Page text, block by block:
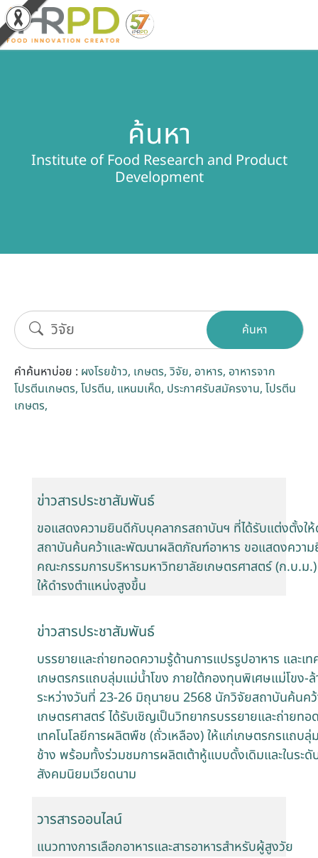
ผลงานวิจัยและนวัตกรรม
ผลิตภัณฑ์และจำหน่าย
บุคลากรสถาบัน
ระบบสารสนเทศ (ใน)
ค้นหา
Institute of Food Research and Product
Development
ค้นหา
คำค้นหาบ่อย : ผงโรยข้าว เกษตร วิจัย อาหาร อาหารจาก
โปรตีนเกษตร โปรตีน แหนมเห็ด ประกาศรับสมัครงาน โปรตีน
เกษตร
ข่าวสารประชาสัมพันธ์
ขอแสดงความยินดีกับบุคลากรสถาบันฯ ที่ได้รับแต่งตั้งใ
สถาบันค้นคว้าและพัฒนาผลิตภัณฑ์อาหาร ขอแสดงควา
คณะกรรมการบริหารมหาวิทยาลัยเกษตรศาสตร์ (ก.บ.
ให้ดำรงตำแหน่งสูงขึ้น
ข่าวสารประชาสัมพันธ์
บรรยายและถ่ายทอดความรู้ด้านการแปรรูปอาหาร และเ
เกษตรกรแถบลุ่มแม่น้ำโขง ภายใต้กองทุนพิเศษแม่โขง-ล้
ระหว่างวันที่ 23-26 มิถุนายน 2568 นักวิจัยสถาบันค้น
เกษตรศาสตร์ ได้รับเชิญเป็นวิทยากรบรรยายและถ่ายทอ
เทคโนโลยีการผลิตพืช (ถั่วเหลือง) ให้แก่เกษตรกรแถบ
ช้าง พร้อมทั้งร่วมชมการผลิตเต้าหู้แบบดั้งเดิมและในร
สังคมนิยมเวียดนาม
วารสารออนไลน์
แนวทางการเลือกอาหารและสารอาหารสำหรับผู้สูงวัย